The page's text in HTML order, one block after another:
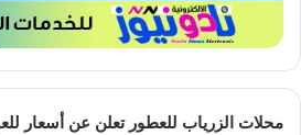
محلات الزرياب للعطور تعلن عن أسعار